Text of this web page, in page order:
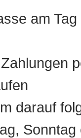
am
darauf